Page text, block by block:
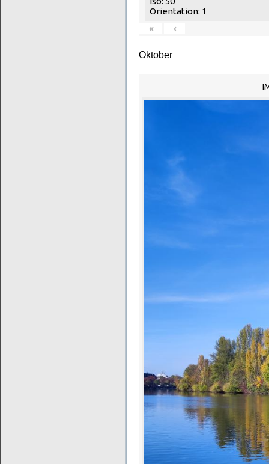
Orientation: 1
«
‹
Oktober